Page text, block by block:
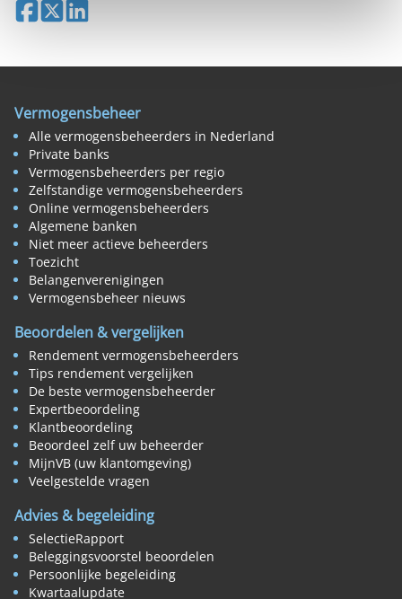
Deel op Facebook
Deel op XDeel op LinkedIn
Vermogensbeheer
Alle vermogensbeheerders in Nederland
Private banks
Vermogensbeheerders per regio
Zelfstandige vermogensbeheerders
Online vermogensbeheerders
Algemene banken
Niet meer actieve beheerders
Toezicht
Belangenverenigingen
Vermogensbeheer nieuws
Beoordelen & vergelijken
Rendement vermogensbeheerders
Tips rendement vergelijken
De beste vermogensbeheerder
Expertbeoordeling
Klantbeoordeling
Beoordeel zelf uw beheerder
MijnVB (uw klantomgeving)
Veelgestelde vragen
Advies & begeleiding
SelectieRapport
Beleggingsvoorstel beoordelen
Persoonlijke begeleiding
Kwartaalupdate